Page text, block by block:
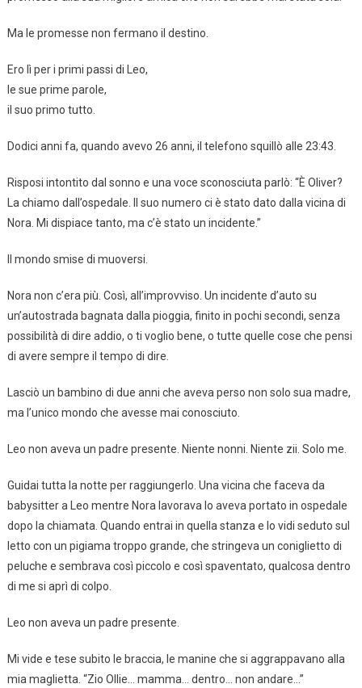
Ma le promesse non fermano il destino.
Ero lì per i primi passi di Leo,
le sue prime parole,
il suo primo tutto.
Dodici anni fa, quando avevo 26 anni, il telefono squillò alle 23:43.
Risposi intontito dal sonno e una voce sconosciuta parlò: “È Oliver?
La chiamo dall’ospedale. Il suo numero ci è stato dato dalla vicina di
Nora. Mi dispiace tanto, ma c’è stato un incidente.”
Il mondo smise di muoversi.
Nora non c’era più. Così, all’improvviso. Un incidente d’auto su
un’autostrada bagnata dalla pioggia, finito in pochi secondi, senza
possibilità di dire addio, o ti voglio bene, o tutte quelle cose che pensi
di avere sempre il tempo di dire.
Lasciò un bambino di due anni che aveva perso non solo sua madre,
ma l’unico mondo che avesse mai conosciuto.
Leo non aveva un padre presente. Niente nonni. Niente zii. Solo me.
Guidai tutta la notte per raggiungerlo. Una vicina che faceva da
babysitter a Leo mentre Nora lavorava lo aveva portato in ospedale
dopo la chiamata. Quando entrai in quella stanza e lo vidi seduto sul
letto con un pigiama troppo grande, che stringeva un coniglietto di
peluche e sembrava così piccolo e così spaventato, qualcosa dentro
di me si aprì di colpo.
Leo non aveva un padre presente.
Mi vide e tese subito le braccia, le manine che si aggrappavano alla
mia maglietta. “Zio Ollie… mamma… dentro… non andare…”